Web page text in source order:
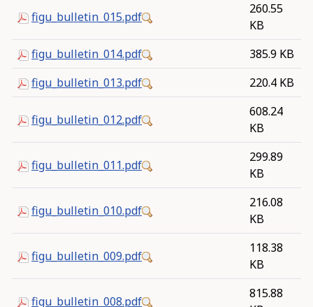
figu_bulletin_015.pdf
260.55
KB
figu_bulletin_014.pdf
385.9 KB
figu_bulletin_013.pdf
220.4 KB
figu_bulletin_012.pdf
608.24
KB
figu_bulletin_011.pdf
299.89
KB
figu_bulletin_010.pdf
216.08
KB
figu_bulletin_009.pdf
118.38
KB
figu_bulletin_008.pdf
815.88